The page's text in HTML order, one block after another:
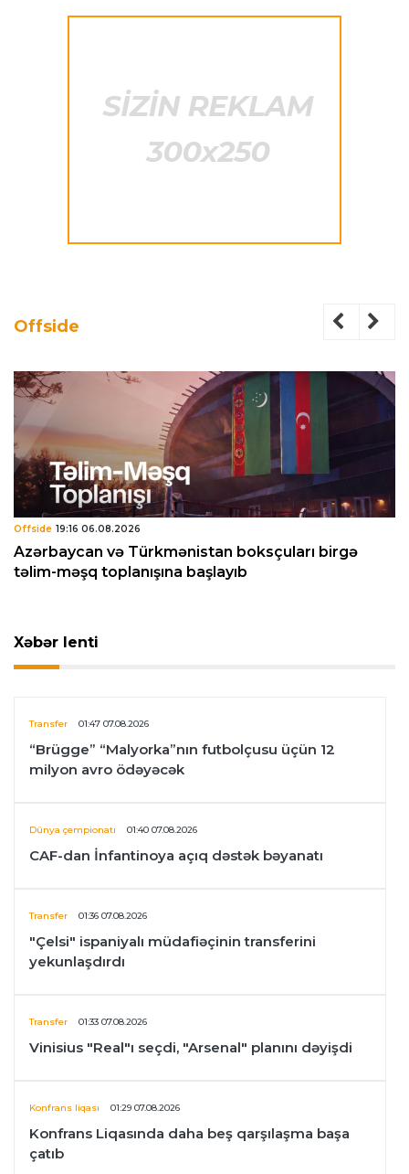
Offside
Offside 19:16 06.08.2026
Azərbaycan və Türkmənistan boksçuları birgə
təlim-məşq toplanışına başlayıb
Xəbər lenti
Transfer 01:47 07.08.2026
“Brügge” “Malyorka”nın futbolçusu üçün 12
milyon avro ödəyəcək
Dünya çempionatı 01:40 07.08.2026
CAF-dan İnfantinoya açıq dəstək bəyanatı
Transfer 01:36 07.08.2026
"Çelsi" ispaniyalı müdafiəçinin transferini
yekunlaşdırdı
Transfer 01:33 07.08.2026
Vinisius "Real"ı seçdi, "Arsenal" planını dəyişdi
Konfrans liqası 01:29 07.08.2026
Konfrans Liqasında daha beş qarşılaşma başa
çatıb